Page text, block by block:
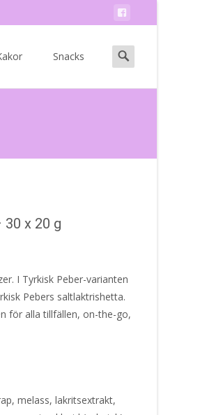
Snacks
Search
for:
30 x 20 g
I Tyrkisk Peber-varianten
Pebers saltlaktrishetta.
för alla tillfällen, on-the-go,
melass, lakritsextrakt,